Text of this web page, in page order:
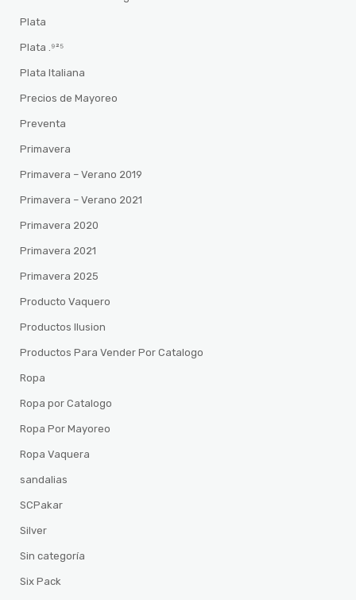
Plata
Plata .⁹²⁵
Plata Italiana
Precios de Mayoreo
Preventa
Primavera
Primavera – Verano 2019
Primavera – Verano 2021
Primavera 2020
Primavera 2021
Primavera 2025
Producto Vaquero
Productos Ilusion
Productos Para Vender Por Catalogo
Ropa
Ropa por Catalogo
Ropa Por Mayoreo
Ropa Vaquera
sandalias
SCPakar
Silver
Sin categoría
Six Pack